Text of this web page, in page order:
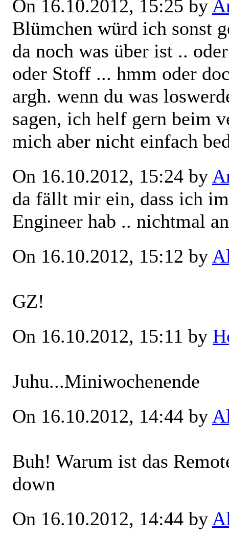
On 16.10.2012, 15:25 by
Blümchen würd ich sonst
da noch was über ist ..
oder Stoff ... hmm oder
argh. wenn du was
sagen, ich helf gern beim
mich aber nicht einfach
On 16.10.2012, 15:24 by
da fällt mir ein, dass ich
Engineer hab .. nichtmal
On 16.10.2012, 15:12 by
GZ!
On 16.10.2012, 15:11 by
Juhu...Miniwochenende
On 16.10.2012, 14:44 by
Buh! Warum ist das
down
On 16.10.2012, 14:44 by